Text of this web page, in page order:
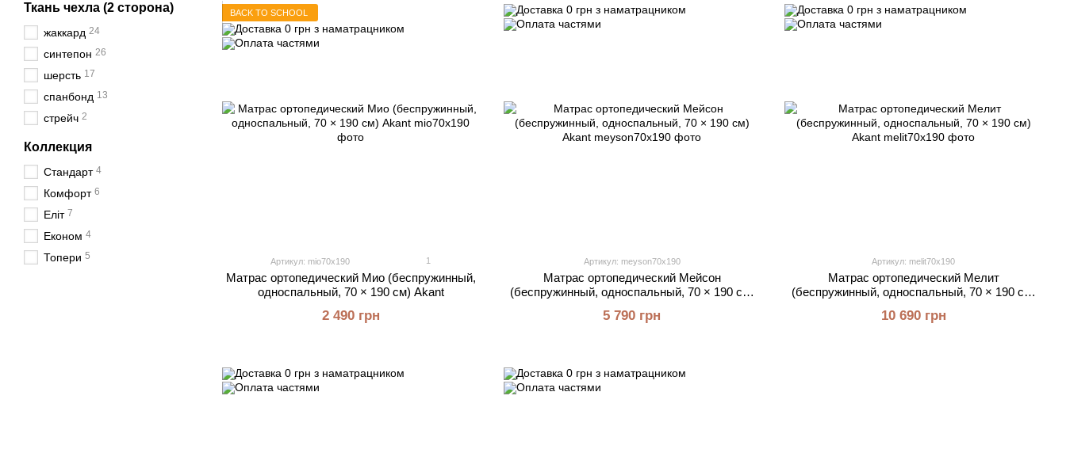
BACK TO SCHOOL
Артикул: mio70x190 1
Матрас ортопедический Мио (беспружинный,
односпальный, 70 × 190 см) Akant
2 490 грн
Артикул: meyson70x190
Матрас ортопедический Мейсон
(беспружинный, односпальный, 70 × 190 см)
5 790 грн
Артикул: melit70x190
Матрас ортопедический Мелит
(беспружинный, односпальный, 70 × 190 см)
10 690 грн
Ткань чехла (2 сторона)
жаккард 24
синтепон 26
шерсть 17
спанбонд 13
стрейч 2
Коллекция
Стандарт 4
Комфорт 6
Еліт 7
Економ 4
Топери 5